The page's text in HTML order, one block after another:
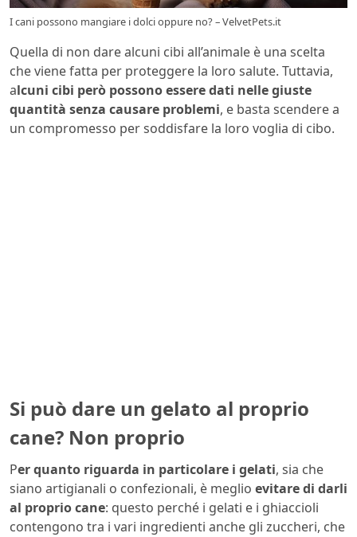
I cani possono mangiare i dolci oppure no? – VelvetPets.it
Quella di non dare alcuni cibi all’animale è una scelta
che viene fatta per proteggere la loro salute. Tuttavia,
alcuni cibi però possono essere dati nelle giuste
quantità senza causare problemi, e basta scendere a
un compromesso per soddisfare la loro voglia di cibo.
Si può dare un gelato al proprio
cane? Non proprio
Per quanto riguarda in particolare i gelati, sia che
siano artigianali o confezionali, è meglio evitare di darli
al proprio cane: questo perché i gelati e i ghiaccioli
contengono tra i vari ingredienti anche gli zuccheri, che